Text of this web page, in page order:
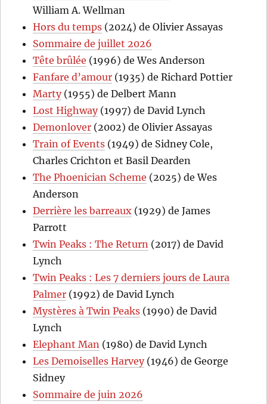
William A. Wellman
Hors du temps (2024) de Olivier Assayas
Sommaire de juillet 2026
Tête brûlée (1996) de Wes Anderson
Fanfare d’amour (1935) de Richard Pottier
Marty(1955) de Delbert Mann
Lost Highway(1997) de David Lynch
Demonlover (2002) de Olivier Assayas
Train of Events (1949) de Sidney Cole,
Charles Crichton et Basil Dearden
The Phoenician Scheme (2025) de Wes
Anderson
Derrière les barreaux (1929) de James
Parrott
Twin Peaks : The Return (2017) de David
Lynch
Twin Peaks : Les 7 derniers jours de Laura
Palmer (1992) de David Lynch
Mystères à Twin Peaks (1990) de David
Lynch
Elephant Man (1980) de David Lynch
Les Demoiselles Harvey(1946) de George
Sidney
Sommaire de juin 2026